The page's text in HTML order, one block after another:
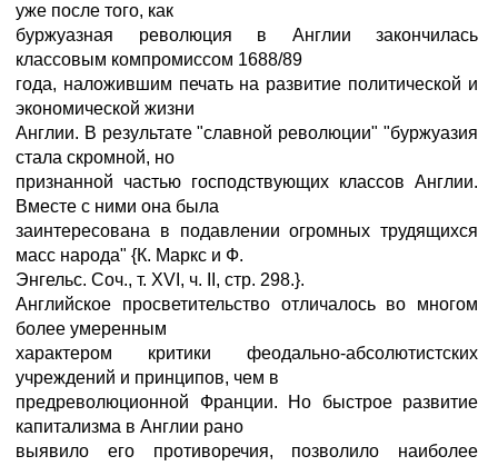
уже после того, как
буржуазная революция в Англии закончилась
классовым компромиссом 1688/89
года, наложившим печать на развитие политической и
экономической жизни
Англии. В результате "славной революции" "буржуазия
стала скромной, но
признанной частью господствующих классов Англии.
Вместе с ними она была
заинтересована в подавлении огромных трудящихся
масс народа" {К. Маркс и Ф.
Энгельс. Соч., т. XVI, ч. II, стр. 298.}.
Английское просветительство отличалось во многом
более умеренным
характером критики феодально-абсолютистских
учреждений и принципов, чем в
предреволюционной Франции. Но быстрое развитие
капитализма в Англии рано
выявило его противоречия, позволило наиболее